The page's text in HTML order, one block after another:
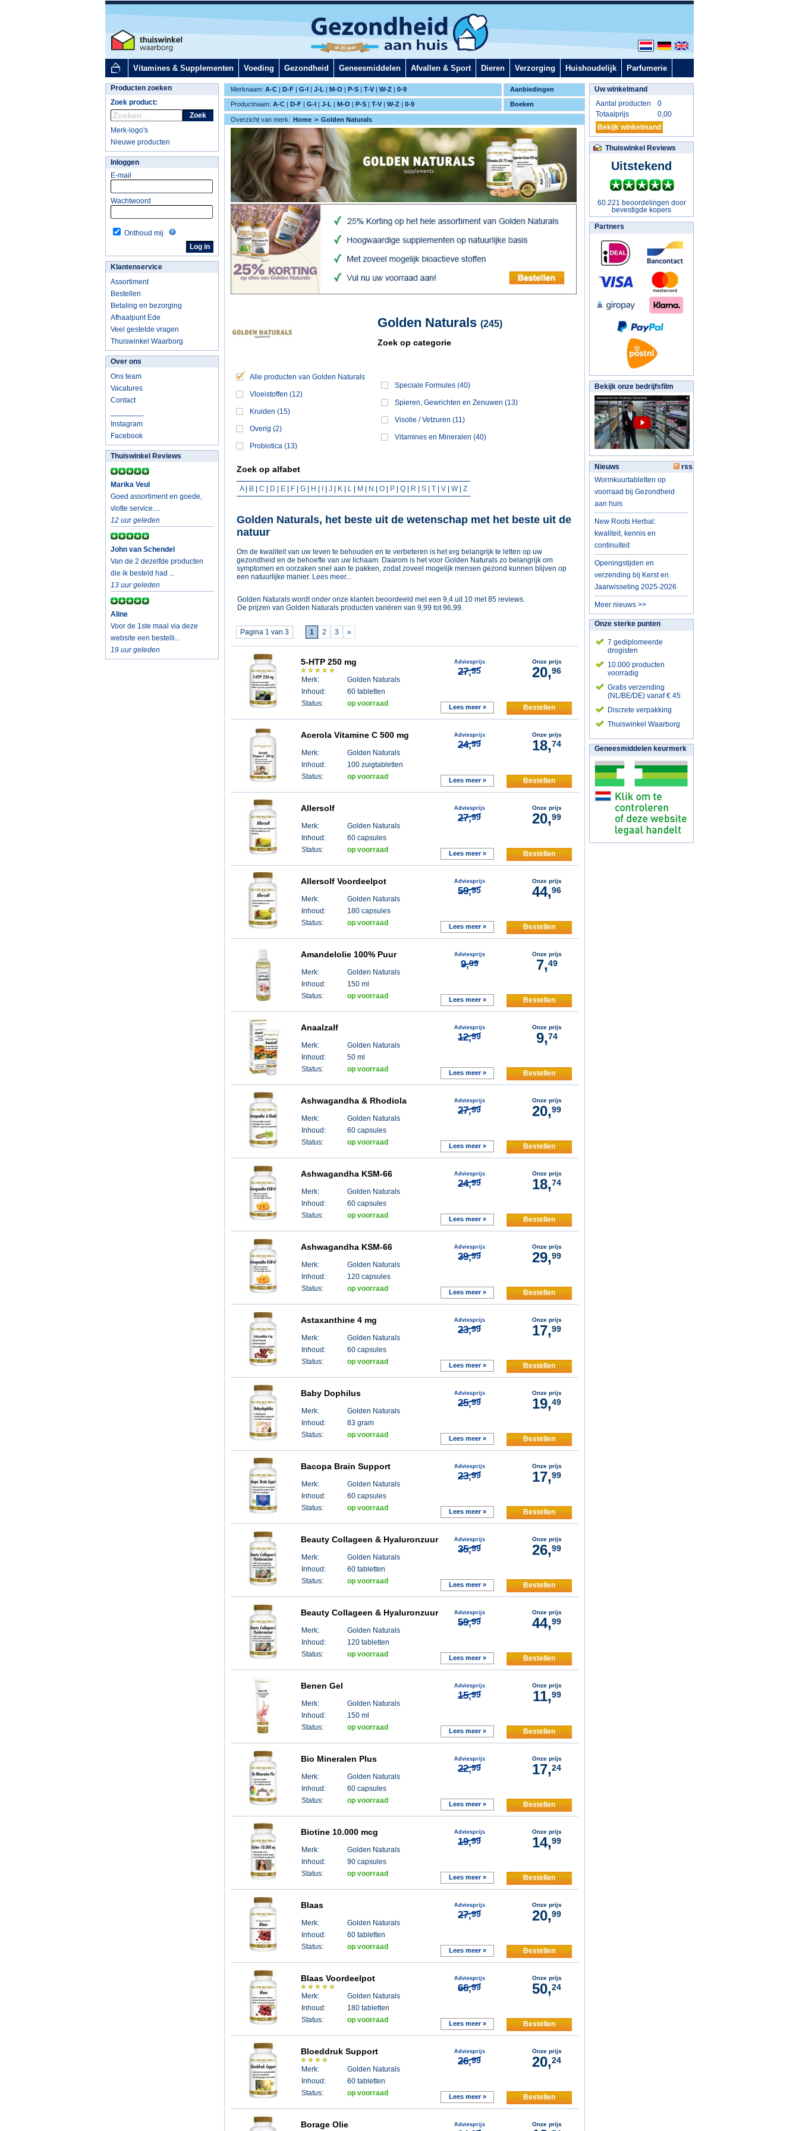
Vitamines & Supplementen Voeding Gezondheid Geneesmiddelen Afvallen & Sport Dieren Verzorging Huishoudelijk Parfumerie
Aanbiedingen
Merknaam: A-C | D-F | G-I | J-L | M-O | P-S | T-V | W-Z | 0-9
Boeken
Productnaam: A-C | D-F | G-I | J-L | M-O | P-S | T-V | W-Z | 0-9
Producten zoeken
Zoek product:
Zoek
Merk-logo's
Nieuwe producten
Inloggen
E-mail
Wachtwoord
Onthoud mij
Klantenservice
Assortiment
Bestellen
Betaling en bezorging
Afhaalpunt Ede
Veel gestelde vragen
Thuiswinkel Waarborg
Over ons
Ons team
Vacatures
Contact
Instagram
Facebook
Thuiswinkel Reviews
Marika Veul
Goed assortiment en goede,
vlotte service....
12 uur geleden
John van Schendel
Van de 2 dezelfde producten
die ik besteld had ...
13 uur geleden
Aline
Voor de 1ste maal via deze
website een bestelli...
19 uur geleden
Overzicht van merk: Home Golden Naturals
Golden Naturals (245)
Zoek op categorie
Alle producten van Golden Naturals
Vloeistoffen (12)
Kruiden (15)
Overig (2)
Probiotica (13)
Speciale Formules (40)
Spieren, Gewrichten en Zenuwen (13)
Visolie / Vetzuren (11)
Vitamines en Mineralen (40)
Zoek op alfabet
A B C D E F G H J K L M N O P Q R S T V W Z
Golden Naturals, het beste uit de wetenschap met het beste uit de
natuur
Om de kwaliteit van uw leven te behouden en te verbeteren is het erg belangrijk te letten op uw
gezondheid en de behoefte van uw lichaam. Daarom is het voor Golden Naturals zo belangrijk om
symptomen en oorzaken snel aan te pakken, zodat zoveel mogelijk mensen gezond kunnen blijven op
een natuurlijke manier. Lees meer...
Golden Naturalswordt onder onze klanten beoordeeld met een 9,4uit 10 met85reviews.
De prijzen van Golden Naturalsproducten variëren van 9,99tot96,99.
Pagina 1 van 3 1 2 3 »
5-HTP 250 mg
Merk:
Golden Naturals
Inhoud:
60 tabletten
Status:
op voorraad
Adviesprijs
27,95
Lees meer »
Onze prijs
20,96
Bestellen
Acerola Vitamine C 500 mg
Merk:
Golden Naturals
Inhoud:
100 zuigtabletten
Status:
op voorraad
Adviesprijs
24,99
Lees meer »
Onze prijs
18,74
Bestellen
Allersolf
Merk:
Golden Naturals
Inhoud:
60 capsules
Status:
op voorraad
Adviesprijs
27,99
Lees meer »
Onze prijs
20,99
Bestellen
Allersolf Voordeelpot
Merk:
Golden Naturals
Inhoud:
180 capsules
Status:
op voorraad
Adviesprijs
59,95
Lees meer »
Onze prijs
44,96
Bestellen
Amandelolie 100% Puur
Merk:
Golden Naturals
Inhoud:
150 ml
Status:
op voorraad
Adviesprijs
9,99
Lees meer »
Onze prijs
7,49
Bestellen
Anaalzalf
Merk:
Golden Naturals
Inhoud:
50 ml
Status:
op voorraad
Adviesprijs
12,99
Lees meer »
Onze prijs
9,74
Bestellen
Ashwagandha & Rhodiola
Merk:
Golden Naturals
Inhoud:
60 capsules
Status:
op voorraad
Adviesprijs
27,99
Lees meer »
Onze prijs
20,99
Bestellen
Ashwagandha KSM-66
Merk:
Golden Naturals
Inhoud:
60 capsules
Status:
op voorraad
Adviesprijs
24,99
Lees meer »
Onze prijs
18,74
Bestellen
Ashwagandha KSM-66
Merk:
Golden Naturals
Inhoud:
120 capsules
Status:
op voorraad
Adviesprijs
39,99
Lees meer »
Onze prijs
29,99
Bestellen
Astaxanthine 4 mg
Merk:
Golden Naturals
Inhoud:
60 capsules
Status:
op voorraad
Adviesprijs
23,99
Lees meer »
Onze prijs
17,99
Bestellen
Baby Dophilus
Merk:
Golden Naturals
Inhoud:
83 gram
Status:
op voorraad
Adviesprijs
25,99
Lees meer »
Onze prijs
19,49
Bestellen
Bacopa Brain Support
Merk:
Golden Naturals
Inhoud:
60 capsules
Status:
op voorraad
Adviesprijs
23,99
Lees meer »
Onze prijs
17,99
Bestellen
Beauty Collageen & Hyaluronzuur
Merk:
Golden Naturals
Inhoud:
60 tabletten
Status:
op voorraad
Adviesprijs
35,99
Lees meer »
Onze prijs
26,99
Bestellen
Beauty Collageen & Hyaluronzuur
Merk:
Golden Naturals
Inhoud:
120 tabletten
Status:
op voorraad
Adviesprijs
59,99
Lees meer »
Onze prijs
44,99
Bestellen
Benen Gel
Merk:
Golden Naturals
Inhoud:
150 ml
Status:
op voorraad
Adviesprijs
15,99
Lees meer »
Onze prijs
11,99
Bestellen
Bio Mineralen Plus
Merk:
Golden Naturals
Inhoud:
60 capsules
Status:
op voorraad
Adviesprijs
22,99
Lees meer »
Onze prijs
17,24
Bestellen
Biotine 10.000 mcg
Merk:
Golden Naturals
Inhoud:
90 capsules
Status:
op voorraad
Adviesprijs
19,99
Lees meer »
Onze prijs
14,99
Bestellen
Blaas
Merk:
Golden Naturals
Inhoud:
60 tabletten
Status:
op voorraad
Adviesprijs
27,99
Lees meer »
Onze prijs
20,99
Bestellen
Blaas Voordeelpot
Merk:
Golden Naturals
Inhoud:
180 tabletten
Status:
op voorraad
Adviesprijs
66,99
Lees meer »
Onze prijs
50,24
Bestellen
Bloeddruk Support
Merk:
Golden Naturals
Inhoud:
60 tabletten
Status:
op voorraad
Adviesprijs
26,99
Lees meer »
Onze prijs
20,24
Bestellen
Borage Olie Adviesprijs Onze prijs
Uw winkelmand
Aantal producten
0
Totaalprijs
0,00
Bekijk winkelmand
Thuiswinkel Reviews
Uitstekend
60.221 beoordelingen door
bevestigde kopers
Partners
Bekijk onze bedrijfsfilm
Nieuws
rss
Wormkuurtabletten op
voorraad bij Gezondheid
aan huis
New Roots Herbal:
kwaliteit, kennis en
continuïteit
Openingstijden en
verzending bij Kerst en
Jaarwisseling 2025-2026
Meer nieuws >>
Onze sterke punten
7 gediplomeerde
drogisten
10.000 producten
voorradig
Gratis verzending
(NL/BE/DE) vanaf € 45
Discrete verpakking
Thuiswinkel Waarborg
Geneesmiddelen keurmerk